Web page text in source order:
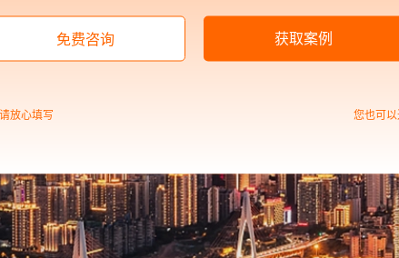
免费咨询 获取案例
放心填写 您也可